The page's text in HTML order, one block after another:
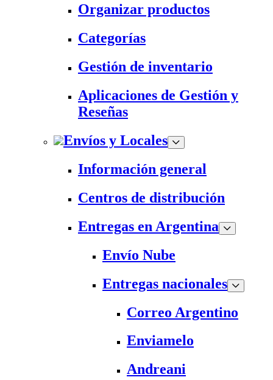
Organizar productos
Categorías
Gestión de inventario
Aplicaciones de Gestión y
Reseñas
Envíos y Locales
Información general
Centros de distribución
Entregas en Argentina
Envío Nube
Entregas nacionales
Correo Argentino
Enviamelo
Andreani